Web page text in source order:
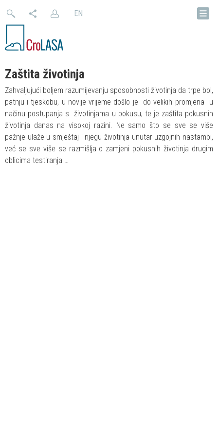
EN
Zaštita životinja
Zahvaljujući boljem razumijevanju sposobnosti životinja da trpe bol,
patnju i tjeskobu, u novije vrijeme došlo je do velikih promjena u
načinu postupanja s životinjama u pokusu, te je zaštita pokusnih
životinja danas na visokoj razini. Ne samo što se sve se više
pažnje ulaže u smještaj i njegu životinja unutar uzgojnih nastambi,
već se sve više se razmišlja o zamjeni pokusnih životinja drugim
oblicima testiranja …